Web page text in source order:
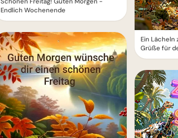
Endlich Wochenende
Ein Lächeln
Grüße für